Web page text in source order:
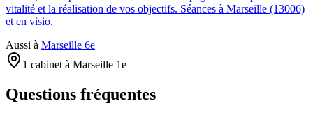
vitalité et la réalisation de vos objectifs. Séances à Marseille (13006)
et en visio.
Aussi à Marseille 6e
1 cabinet à Marseille 1e
Questions fréquentes